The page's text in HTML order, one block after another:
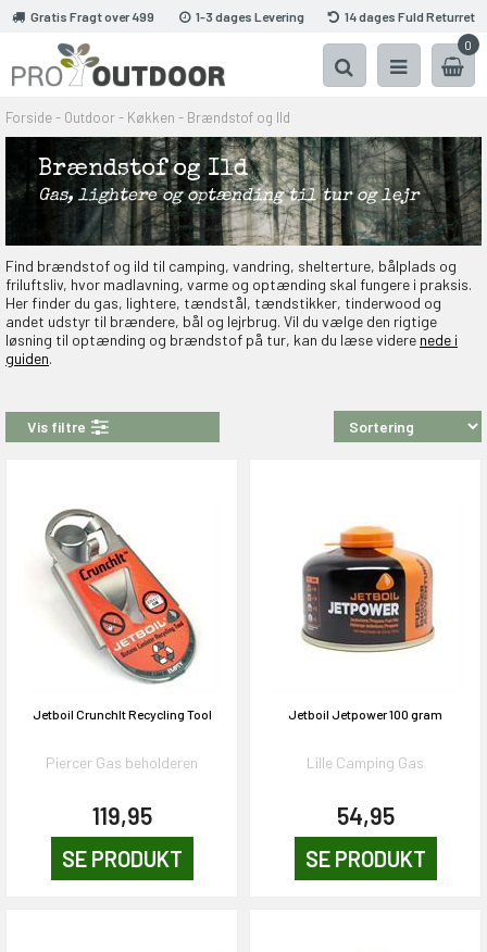
Gratis Fragt over 499 1-3 dages Levering
14 dages Fuld Returret
0
Forside- Outdoor- Køkken - Brændstof og Ild
Brændstof og Ild
Gas, lightere og optænding til tur og lejr
Find brændstof og ild til camping, vandring, shelterture, bålplads og
friluftsliv, hvor madlavning, varme og optænding skal fungere i praksis.
Her finder du gas, lightere, tændstål, tændstikker, tinderwood og
andet udstyr til brændere, bål og lejrbrug. Vil du vælge den rigtige
løsning til optænding og brændstof på tur, kan du læse videre nede i
guiden.
Vis filtre
Jetboil CrunchIt Recycling Tool
Piercer Gas beholderen
119,95
SE PRODUKT
Jetboil Jetpower 100 gram
Lille Camping Gas
54,95
SE PRODUKT